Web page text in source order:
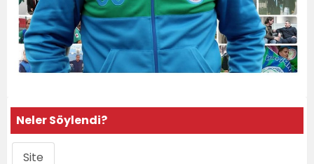
Neler Söylendi?
Site